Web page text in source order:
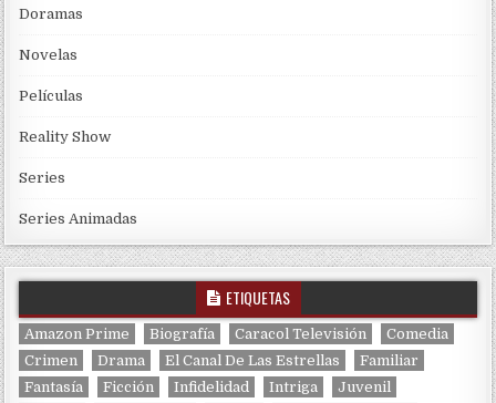
Doramas
Novelas
Películas
Reality Show
Series
Series Animadas
ETIQUETAS
Amazon Prime Biografía Caracol Televisión
Comedia
Crimen
Drama El Canal De Las Estrellas
Familiar
Fantasía
Ficción Infidelidad Intriga
Juvenil